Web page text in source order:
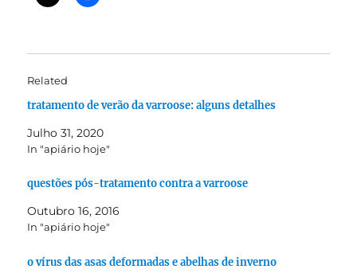
Related
tratamento de verão da varroose: alguns detalhes
Julho 31, 2020
In "apiário hoje"
questões pós-tratamento contra a varroose
Outubro 16, 2016
In "apiário hoje"
o vírus das asas deformadas e abelhas de inverno